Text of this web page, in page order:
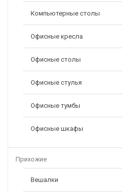
Компьютерные столы
Офисные кресла
Офисные столы
Офисные стулья
Офисные тумбы
Офисные шкафы
Прихожие
Вешалки